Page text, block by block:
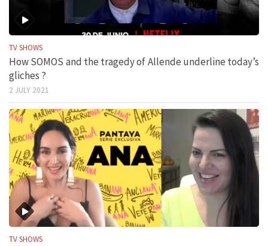
TV SHOWS
How SOMOS and the tragedy of Allende underline today’s
gliches ?
2 JULY 2021
TV SHOWS